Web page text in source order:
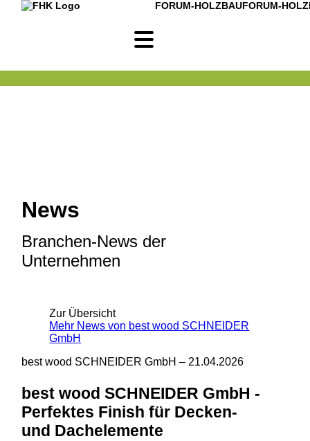
FORUM-HOLZBAUFORUM-
News
Branchen-News der
Unternehmen
Zur Übersicht
Mehr News von best wood SCHNEIDER
GmbH
best wood SCHNEIDER GmbH – 21.04.2026
best wood SCHNEIDER GmbH -
Perfektes Finish für Decken-
und Dachelemente